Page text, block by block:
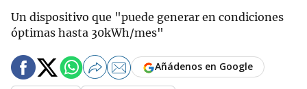
Un dispositivo que "puede generar en condiciones
óptimas hasta 30kWh/mes"
Añádenos en Google